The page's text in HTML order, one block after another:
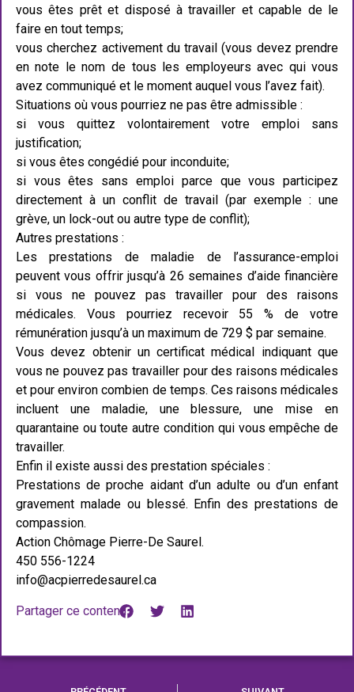
vous êtes prêt et disposé à travailler et capable de le
faire en tout temps;
vous cherchez activement du travail (vous devez prendre
en note le nom de tous les employeurs avec qui vous
avez communiqué et le moment auquel vous l’avez fait).
Situations où vous pourriez ne pas être admissible :
si vous quittez volontairement votre emploi sans
justification;
si vous êtes congédié pour inconduite;
si vous êtes sans emploi parce que vous participez
directement à un conflit de travail (par exemple : une
grève, un lock-out ou autre type de conflit);
Autres prestations :
Les prestations de maladie de l’assurance-emploi
peuvent vous offrir jusqu’à 26 semaines d’aide financière
si vous ne pouvez pas travailler pour des raisons
médicales. Vous pourriez recevoir 55 % de votre
rémunération jusqu’à un maximum de 729 $ par semaine.
Vous devez obtenir un certificat médical indiquant que
vous ne pouvez pas travailler pour des raisons médicales
et pour environ combien de temps. Ces raisons médicales
incluent une maladie, une blessure, une mise en
quarantaine ou toute autre condition qui vous empêche de
travailler.
Enfin il existe aussi des prestation spéciales :
Prestations de proche aidant d’un adulte ou d’un enfant
gravement malade ou blessé. Enfin des prestations de
compassion.
Action Chômage Pierre-De Saurel.
450 556-1224
info@acpierredesaurel.ca
Partager ce contenu :